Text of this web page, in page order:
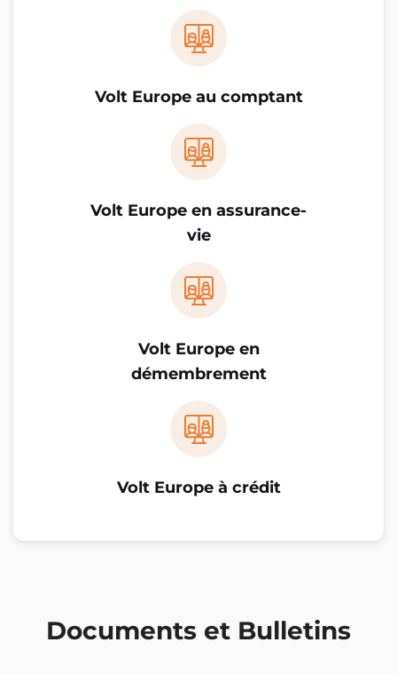
Volt Europe au comptant
Volt Europe en assurance-
vie
Volt Europe en
démembrement
Volt Europe à crédit
Documents et Bulletins